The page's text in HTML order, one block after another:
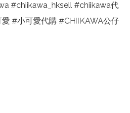
#chiikawa_hksell #chiikawa代
#小可愛代購 #CHIIKAWA公仔